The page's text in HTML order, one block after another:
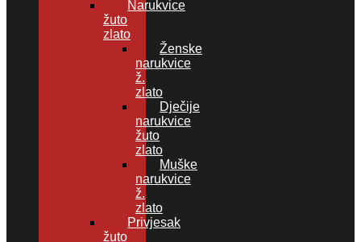
Narukvice
žuto
zlato
Ženske
narukvice
ž.
zlato
Dječije
narukvice
žuto
zlato
Muške
narukvice
ž.
zlato
Privjesak
žuto